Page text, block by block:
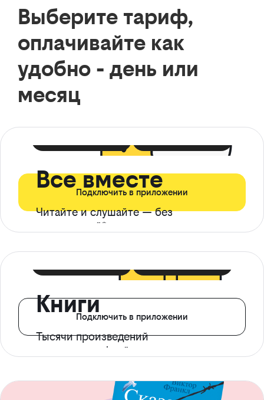
Выберите тариф,
оплачивайте как
удобно - день или
месяц
Все вместе
Читайте и слушайте — без
ограничений*
Подключить в приложении
Книги
Тысячи произведений
с доступом офлайн
Подключить в приложении